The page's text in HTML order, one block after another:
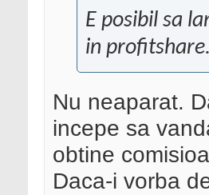
E posibil sa
in profitshare.
Nu neaparat.
incepe sa
obtine
Daca-i vorba